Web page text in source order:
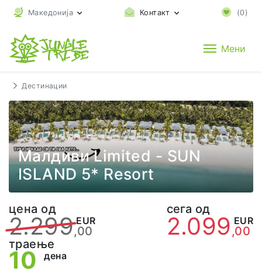
Македонија Контакт (0)
Мени
Дестинации
Малдиви Limited - SUN
ISLAND 5* Resort
цена од
2.299 EUR
,00
сега од
2.099 EUR
,00
траење
10 дена